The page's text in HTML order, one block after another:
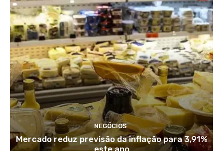
NEGÓCIOS
Mercado reduz previsão da inflação para 3,91%